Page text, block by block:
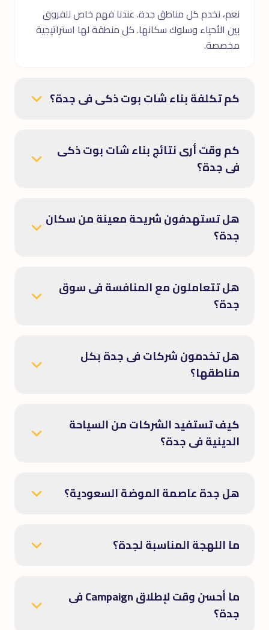
نعم، نخدم كل مناطق جدة. عندنا فهم خاص للفروق
بين الأحياء وسلوك سكانها. كل منطقة لها استراتيجية
مخصصة.
كم تكلفة بناء شات بوت ذكى فى جدة؟
كم وقت أرى نتائج بناء شات بوت ذكى
فى جدة؟
هل تستهدفون شريحة معينة من سكان
جدة؟
هل تتعاملون مع المنافسة فى سوق
جدة؟
هل تخدمون شركات فى جدة بكل
مناطقها؟
كيف تستفيد الشركات من السياحة
الدينية فى جدة؟
هل جدة عاصمة الموضة السعودية؟
ما اللهجة المناسبة لجدة؟
ما أحسن وقت لإطلاق Campaign فى
جدة؟